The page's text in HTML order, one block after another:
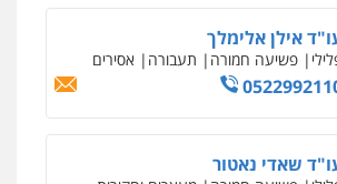
פשיעה חמורה
עורכי דין לענייני אסירים